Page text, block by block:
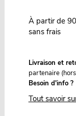
À partir de
sans frais
Livraison et
partenaire
Besoin d'info ?
Tout savoir